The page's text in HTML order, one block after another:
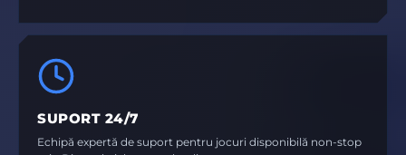
SUPORT 24/7
Echipă expertă de suport pentru jocuri disponibilă non-stop